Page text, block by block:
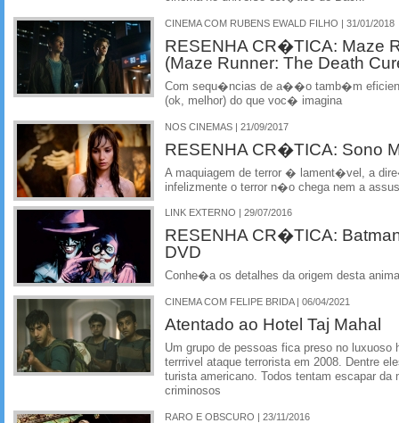
CINEMA COM RUBENS EWALD FILHO | 31/01/2018
RESENHA CR�TICA: Maze
(Maze Runner: The Death
Com sequ�ncias de a��o tamb�m
(ok, melhor) do que voc� imagina
NOS CINEMAS | 21/09/2017
RESENHA CR�TICA: Sono
A maquiagem de terror � lament�vel, a
infelizmente o terror n�o chega nem a
LINK EXTERNO | 29/07/2016
RESENHA CR�TICA:
DVD
Conhe�a os detalhes da origem desta
CINEMA COM FELIPE BRIDA | 06/04/2021
Atentado ao Hotel Taj Mahal
Um grupo de pessoas fica preso no luxuoso
terrrivel ataque terrorista em 2008. Dentre
turista americano. Todos tentam escapar da
criminosos
RARO E OBSCURO | 23/11/2016